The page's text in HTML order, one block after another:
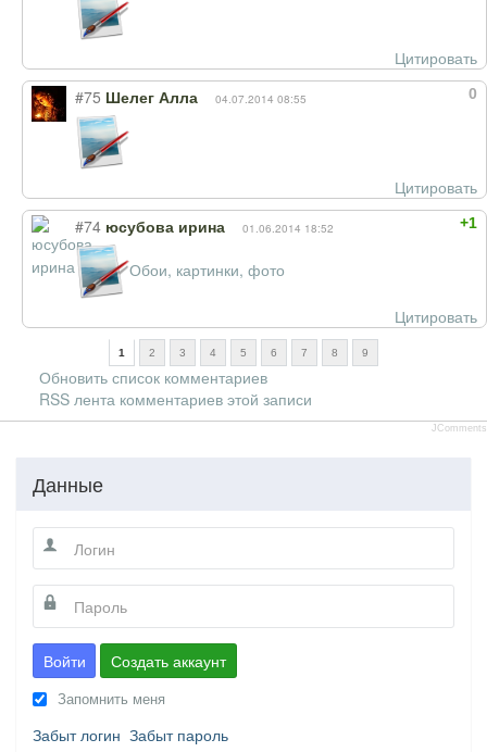
Цитировать
0
#75 Шелег Алла 04.07.2014 08:55
Цитировать
+1
#74 юсубова ирина 01.06.2014 18:52
Обои, картинки, фото
Цитировать
1 2 3 4 5 6 7 8 9
Обновить список комментариев
RSS лента комментариев этой записи
JComments
Данные
Войти Создать аккаунт
Запомнить меня
Забыт логин Забыт пароль